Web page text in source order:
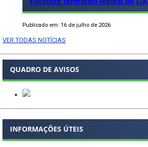
Publicado em: 16 de julho de 2026
VER TODAS NOTÍCIAS
QUADRO DE AVISOS
INFORMAÇÕES ÚTEIS